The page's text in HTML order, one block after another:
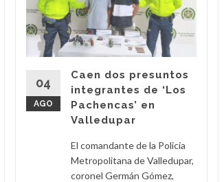
04
AGO
Caen dos presuntos
integrantes de ‘Los
Pachencas’ en
Valledupar
El comandante de la Policía
Metropolitana de Valledupar,
coronel Germán Gómez,